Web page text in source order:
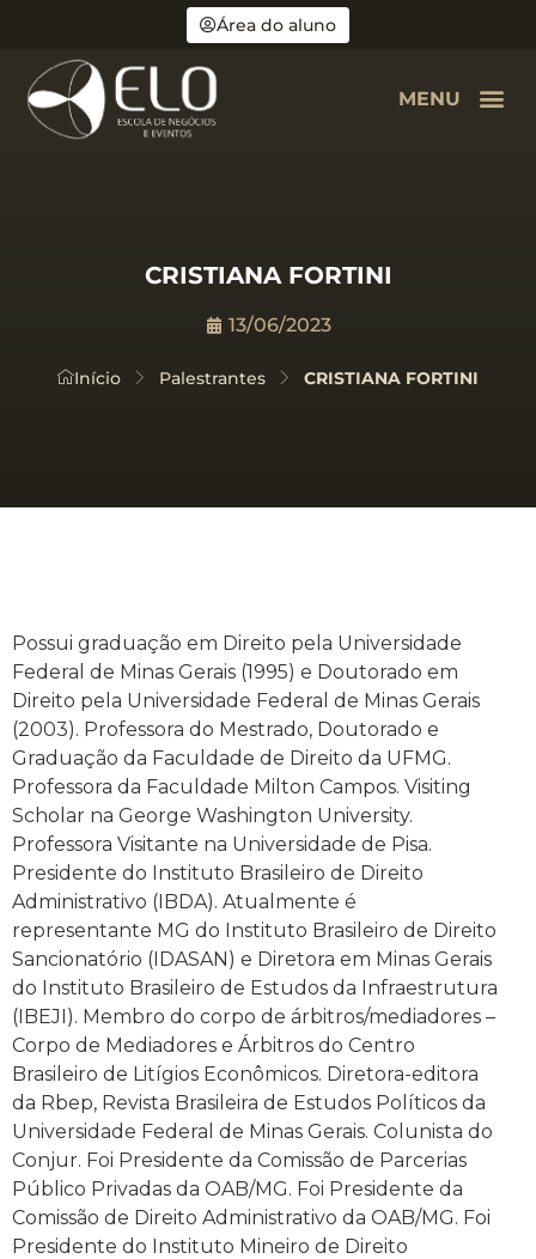
Área do aluno
MENU
CRISTIANA FORTINI
13/06/2023
Início Palestrantes CRISTIANA FORTINI
Possui graduação em Direito pela Universidade
Federal de Minas Gerais (1995) e Doutorado em
Direito pela Universidade Federal de Minas Gerais
(2003). Professora do Mestrado, Doutorado e
Graduação da Faculdade de Direito da UFMG.
Professora da Faculdade Milton Campos. Visiting
Scholar na George Washington University.
Professora Visitante na Universidade de Pisa.
Presidente do Instituto Brasileiro de Direito
Administrativo (IBDA). Atualmente é
representante MG do Instituto Brasileiro de Direito
Sancionatório (IDASAN) e Diretora em Minas Gerais
do Instituto Brasileiro de Estudos da Infraestrutura
(IBEJI). Membro do corpo de árbitros/mediadores –
Corpo de Mediadores e Árbitros do Centro
Brasileiro de Litígios Econômicos. Diretora-editora
da Rbep, Revista Brasileira de Estudos Políticos da
Universidade Federal de Minas Gerais. Colunista do
Conjur. Foi Presidente da Comissão de Parcerias
Público Privadas da OAB/MG. Foi Presidente da
Comissão de Direito Administrativo da OAB/MG. Foi
Presidente do Instituto Mineiro de Direito